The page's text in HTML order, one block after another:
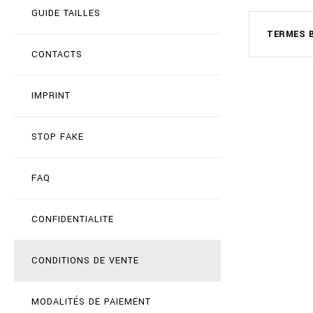
GUIDE TAILLES
CONTACTS
IMPRINT
STOP FAKE
FAQ
CONFIDENTIALITE
CONDITIONS DE VENTE
MODALITÉS DE PAIEMENT
TERMES